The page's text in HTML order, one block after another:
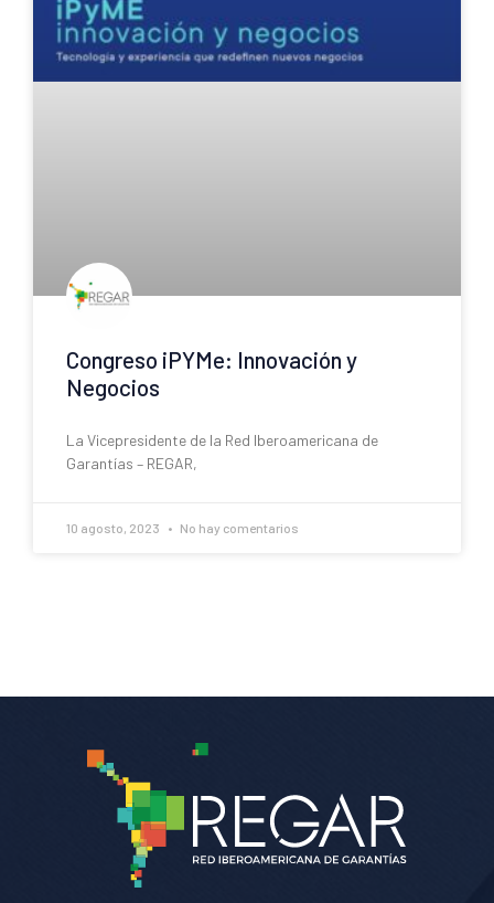
Congreso iPYMe: Innovación y
Negocios
La Vicepresidente de la Red Iberoamericana de
Garantías – REGAR,
10 agosto, 2023 No hay comentarios